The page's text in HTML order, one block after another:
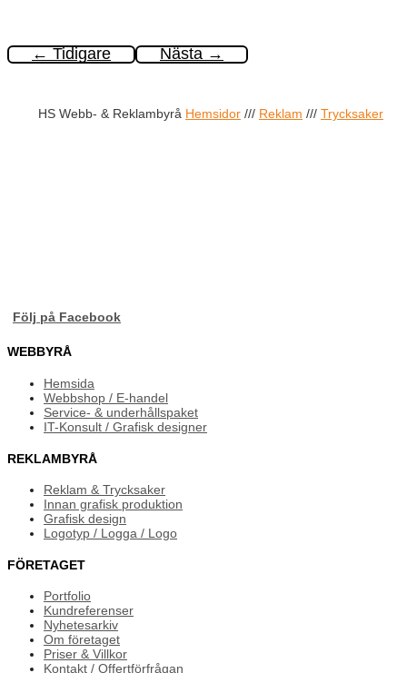
← Tidigare Nästa →
HS Webb- & Reklambyrå Hemsidor /// Reklam /// Trycksaker
Följ på Facebook
WEBBYRÅ
Hemsida
Webbshop / E-handel
Service- & underhållspaket
IT-Konsult / Grafisk designer
REKLAMBYRÅ
Reklam & Trycksaker
Innan grafisk produktion
Grafisk design
Logotyp / Logga / Logo
FÖRETAGET
Portfolio
Kundreferenser
Nyhetesarkiv
Om företaget
Priser & Villkor
Kontakt / Offertförfrågan